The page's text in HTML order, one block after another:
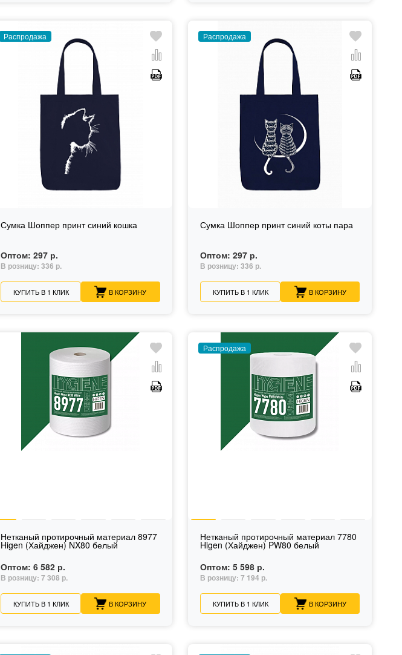
Распродажа
Сумка Шоппер принт синий кошка
Оптом:297 р.
В розницу:336 р.
КУПИТЬ В 1 КЛИК В КОРЗИНУ
Распродажа
Сумка Шоппер принт синий коты пара
Оптом:297 р.
В розницу:336 р.
КУПИТЬ В 1 КЛИК В КОРЗИНУ
Нетканый протирочный материал 8977
Higen (Хайджен) NX80 белый
Оптом:6 582 р.
В розницу:7 308 р.
КУПИТЬ В 1 КЛИК В КОРЗИНУ
Распродажа
Нетканый протирочный материал 7780
Higen (Хайджен) PW80 белый
Оптом:5 598 р.
В розницу:7 194 р.
КУПИТЬ В 1 КЛИК В КОРЗИНУ